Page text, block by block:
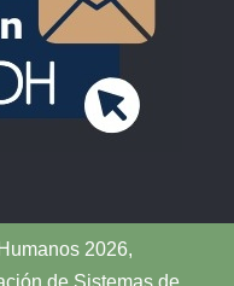
2026,
de Sistemas de